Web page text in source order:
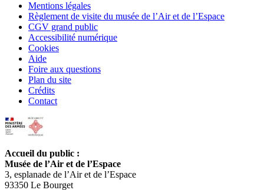
Mentions légales
Règlement de visite du musée de l’Air et de l’Espace
CGV grand public
Accessibilité numérique
Cookies
Aide
Foire aux questions
Plan du site
Crédits
Contact
Accueil du public :
Musée de l’Air et de l’Espace
3, esplanade de l’Air et de l’Espace
93350 Le Bourget